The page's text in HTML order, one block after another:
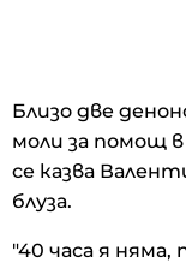
Близо две
моли за помощ
се казва
блуза.
"40 часа я